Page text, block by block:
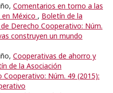
Comentarios en torno a las
México , Boletín de la
Derecho Cooperativo: Núm.
construyen un mundo
Cooperativas de ahorro y
de la Asociación
Núm. 49 (2015):